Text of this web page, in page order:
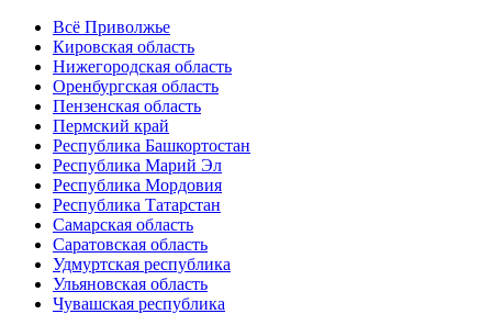
Всё Приволжье
Кировская область
Нижегородская область
Оренбургская область
Пензенская область
Пермский край
Республика Башкортостан
Республика Марий Эл
Республика Мордовия
Республика Татарстан
Самарская область
Саратовская область
Удмуртская республика
Ульяновская область
Чувашская республика